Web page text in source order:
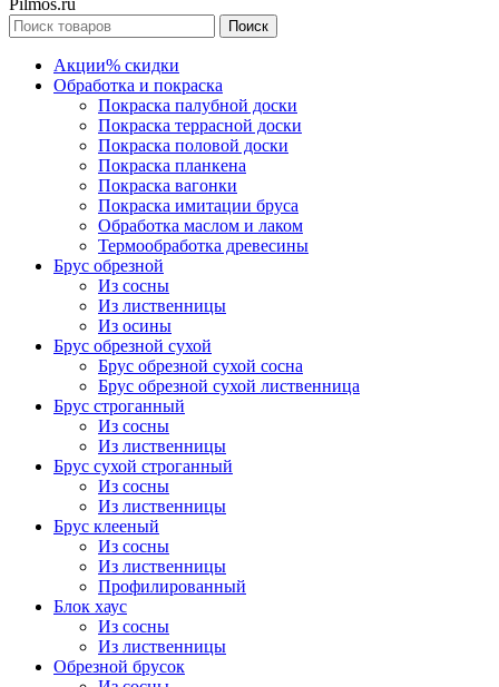
Поиск
Акции% скидки
Обработка и покраска
Покраска палубной доски
Покраска террасной доски
Покраска половой доски
Покраска планкена
Покраска вагонки
Покраска имитации бруса
Обработка маслом и лаком
Термообработка древесины
Брус обрезной
Из сосны
Из лиственницы
Из осины
Брус обрезной сухой
Брус обрезной сухой сосна
Брус обрезной сухой лиственница
Брус строганный
Из сосны
Из лиственницы
Брус сухой строганный
Из сосны
Из лиственницы
Брус клееный
Из сосны
Из лиственницы
Профилированный
Блок хаус
Из сосны
Из лиственницы
Обрезной брусок